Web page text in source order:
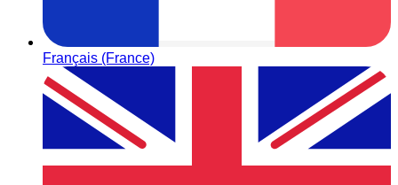
Français (France)